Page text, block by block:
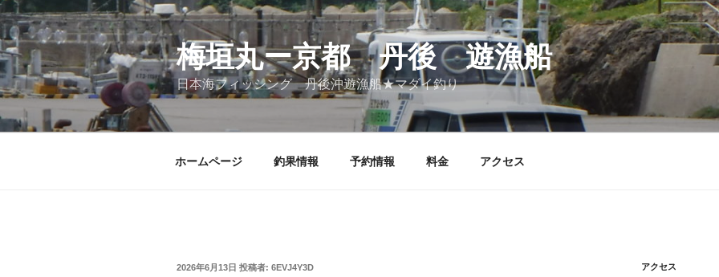
コ
ン
テ
ン
ツ
ス
梅垣丸ー京都 丹後 遊漁船
日本海フィッシング 丹後沖遊漁船★マダイ釣り
ホームページ 釣果情報 予約情報 料金 アクセス
投
2026年6月13日 投稿者: 6EVJ4Y3D アクセス